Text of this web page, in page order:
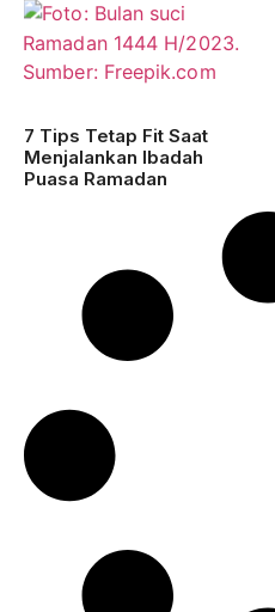
7 Tips Tetap Fit Saat
Menjalankan Ibadah
Puasa Ramadan